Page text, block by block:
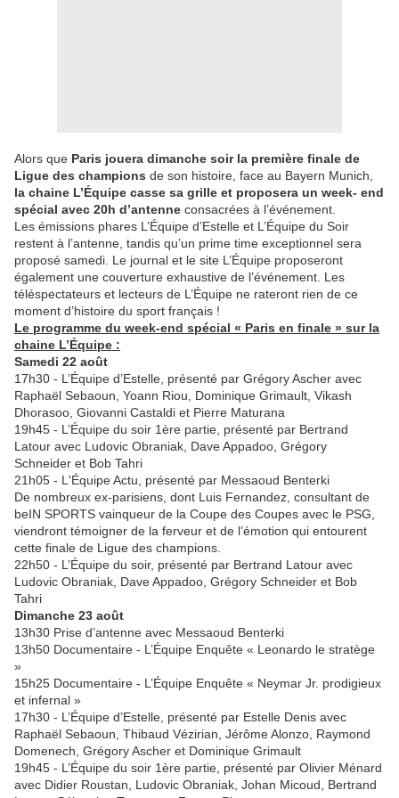
Alors que Paris jouera dimanche soir la première finale de
Ligue des champions de son histoire, face au Bayern Munich,
la chaine L’Équipe casse sa grille et proposera un week- end
spécial avec 20h d’antenne consacrées à l’événement.
Les émissions phares L’Équipe d’Estelle et L’Équipe du Soir
restent à l’antenne, tandis qu’un prime time exceptionnel sera
proposé samedi. Le journal et le site L’Équipe proposeront
également une couverture exhaustive de l’événement. Les
téléspectateurs et lecteurs de L’Équipe ne rateront rien de ce
moment d’histoire du sport français !
Le programme du week-end spécial « Paris en finale » sur la
chaine L’Équipe :
Samedi 22 août
17h30 - L’Équipe d’Estelle, présenté par Grégory Ascher avec
Raphaël Sebaoun, Yoann Riou, Dominique Grimault, Vikash
Dhorasoo, Giovanni Castaldi et Pierre Maturana
19h45 - L’Équipe du soir 1ère partie, présenté par Bertrand
Latour avec Ludovic Obraniak, Dave Appadoo, Grégory
Schneider et Bob Tahri
21h05 - L'Équipe Actu, présenté par Messaoud Benterki
De nombreux ex-parisiens, dont Luis Fernandez, consultant de
beIN SPORTS vainqueur de la Coupe des Coupes avec le PSG,
viendront témoigner de la ferveur et de l’émotion qui entourent
cette finale de Ligue des champions.
22h50 - L’Équipe du soir, présenté par Bertrand Latour avec
Ludovic Obraniak, Dave Appadoo, Grégory Schneider et Bob
Tahri
Dimanche 23 août
13h30 Prise d’antenne avec Messaoud Benterki
13h50 Documentaire - L’Équipe Enquête « Leonardo le stratège
»
15h25 Documentaire - L’Équipe Enquête « Neymar Jr. prodigieux
et infernal »
17h30 - L’Équipe d’Estelle, présenté par Estelle Denis avec
Raphaël Sebaoun, Thibaud Vézirian, Jérôme Alonzo, Raymond
Domenech, Grégory Ascher et Dominique Grimault
19h45 - L’Équipe du soir 1ère partie, présenté par Olivier Ménard
avec Didier Roustan, Ludovic Obraniak, Johan Micoud, Bertrand